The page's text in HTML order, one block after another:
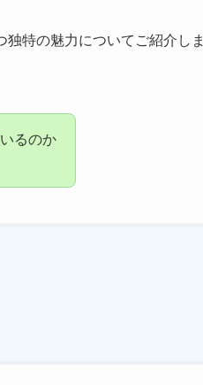
独特の魅力についてご紹介しま
るのか